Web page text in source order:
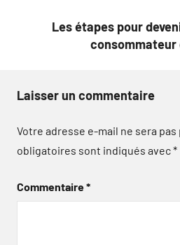
Les étapes pour
consommateur
Laisser un commentaire
Votre adresse e-mail ne sera pas
obligatoires sont indiqués avec*
Commentaire*